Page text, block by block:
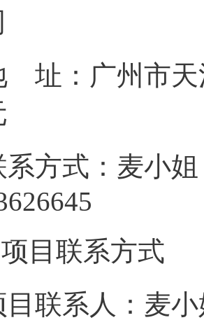
址：广州市天
系方式：麦小姐
目联系方式
目联系人：麦小